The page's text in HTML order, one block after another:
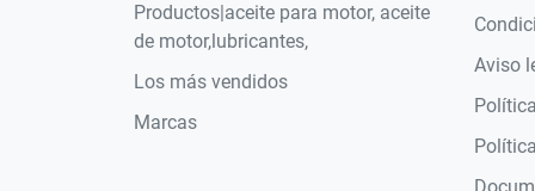
Productos|aceite para motor, aceite
de motor,lubricantes,
Los más vendidos
Marcas
Aviso